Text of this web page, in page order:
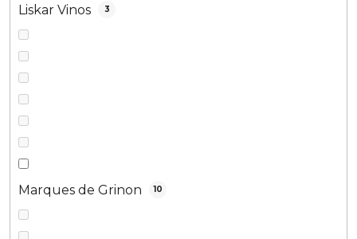
Liskar Vinos 3
Marques de Grinon 10